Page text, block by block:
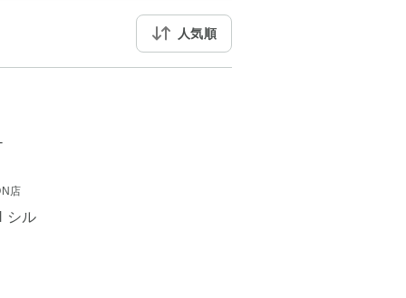
人気順
店
シル